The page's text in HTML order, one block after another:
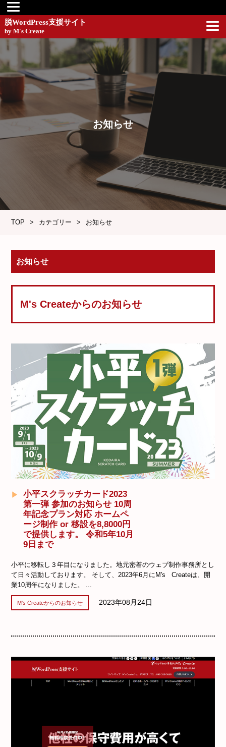
脱WordPress支援サイト
by M's Create
お知らせ
TOP カテゴリー お知らせ
お知らせ
M's Createからのお知らせ
小平スクラッチカード2023
第一弾 参加のお知らせ 10周
年記念プラン対応 ホームペ
ージ制作 or 移設を8,8000円
で提供します。 令和5年10月
9日まで
小平に移転し３年目になりました。地元密着のウェブ制作事務所とし
て日々活動しております。 そして、2023年6月にM's Createは、開
業10周年になりました。 ...
M's Createからのお知らせ 2023年08月24日